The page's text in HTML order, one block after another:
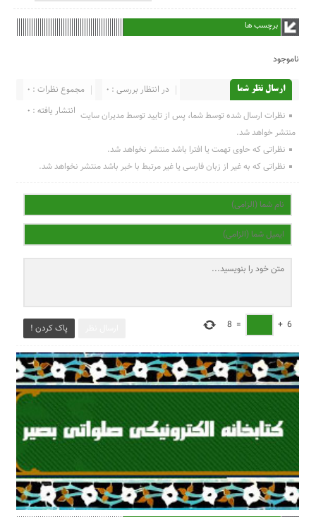
برچسب ها
ناموجود
ارسال نظر شما مجموع نظرات : 0
در انتظار بررسی : 0
انتشار یافته : 0 نظرات ارسال شده توسط شما، پس از تایید توسط مدیران سایت
منتشر خواهد شد.
نظراتی که حاوی تهمت یا افترا باشد منتشر نخواهد شد.
نظراتی که به غیر از زبان فارسی یا غیر مرتبط با خبر باشد منتشر نخواهد شد.
پاک کردن ! 6
+
=
8